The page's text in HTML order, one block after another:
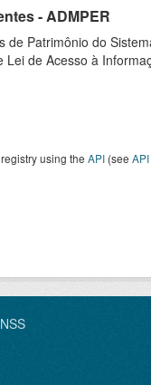
- ADMPER
de Patrimônio do
Lei de Acesso à
using the API (see